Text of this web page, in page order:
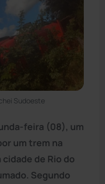
Sudoeste
feira (08), um
um trem na
de Rio do
Segundo